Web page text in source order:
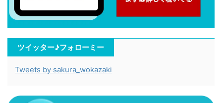
ツイッター♪フォローミー
Tweets by sakura_wokazaki